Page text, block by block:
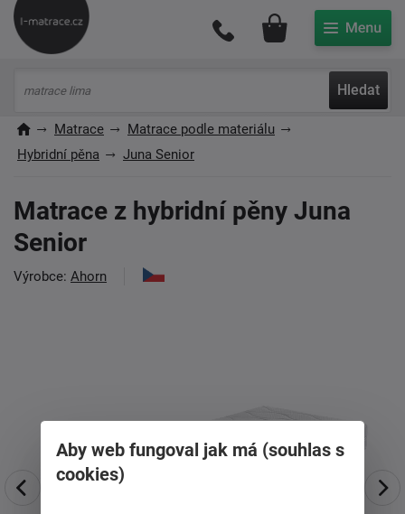
Hledat
Můj účet
Matrace
Matrace podle materiálu
Hybridní pěna
Juna Senior
Matrace z hybridní pěny Juna
Senior
Výrobce: Ahorn
Aby web fungoval jak má (souhlas s
cookies)